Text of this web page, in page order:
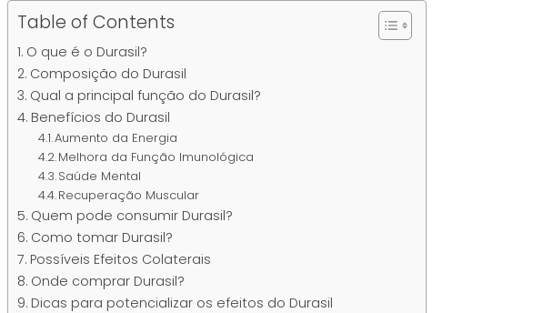
Table of Contents
O que é o Durasil?
Composição do Durasil
Qual a principal função do Durasil?
Benefícios do Durasil
Aumento da Energia
Melhora da Função Imunológica
Saúde Mental
Recuperação Muscular
Quem pode consumir Durasil?
Como tomar Durasil?
Possíveis Efeitos Colaterais
Onde comprar Durasil?
Dicas para potencializar os efeitos do Durasil